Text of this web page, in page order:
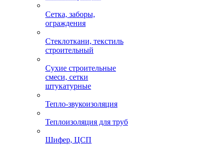
Сетка, заборы,
ограждения
Стеклоткани, текстиль
строительный
Сухие строительные
смеси, сетки
штукатурные
Тепло-звукоизоляция
Теплоизоляция для труб
Шифер, ЦСП